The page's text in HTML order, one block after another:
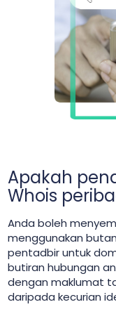
Apakah
Whois
Anda boleh
menggunakan
pentadbir untuk
butiran hubungan
dengan maklumat
daripada kecurian